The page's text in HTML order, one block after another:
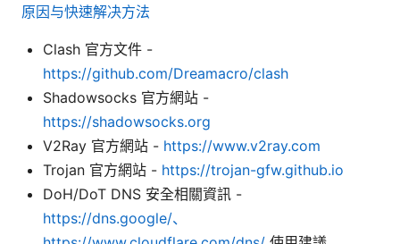
原因与快速解决方法
Clash 官方文件 -
https://github.com/Dreamacro/clash
Shadowsocks 官方網站 -
https://shadowsocks.org
V2Ray 官方網站 - https://www.v2ray.com
Trojan 官方網站 - https://trojan-gfw.github.io
DoH/DoT DNS 安全相關資訊 -
https://dns.google/、